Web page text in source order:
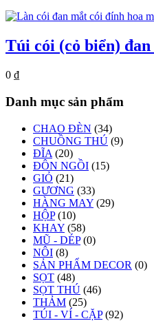
Túi cói (cỏ biển)
0 ₫
Danh mục sản phẩm
CHAO ĐÈN (34)
CHUỒNG THÚ (9)
ĐĨA (20)
ĐÔN NGỒI (15)
GIỎ (21)
GƯƠNG (33)
HÀNG MAY (29)
HỘP (10)
KHAY (58)
MŨ - DÉP (0)
NÔI (8)
SẢN PHẨM DECOR (0)
SỌT (48)
SỌT THÚ (46)
THẢM (25)
TÚI - VÍ - CẶP (92)